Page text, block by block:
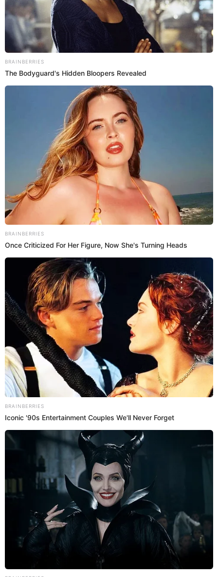
18 Oct 2023 | 20:43 h
Giovanna Valcárcel echa a Milett Figueroa por
romance con Marcelo Tinelli: "Prima, préstame tu
banco"
de Milett Figueroa y Marcelo Tinelli, pero sorprendió con fuerte
comentario. ¿Qué dijo?
Milett Figueroa
08 Oct 2023 | 19:26 h
Giovanna Valcárcel celebra su primer mes en